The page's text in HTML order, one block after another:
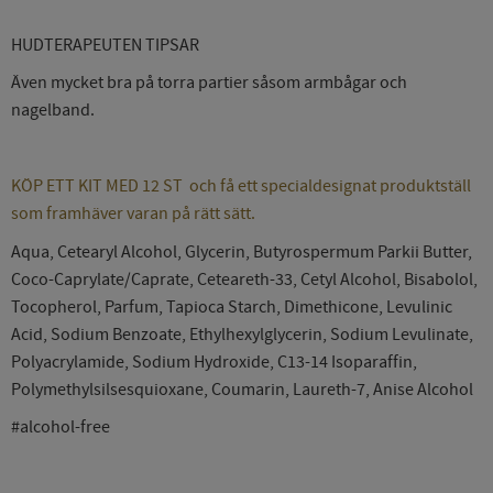
HUDTERAPEUTEN TIPSAR
Även mycket bra på torra partier såsom armbågar och
nagelband.
KÖP ETT KIT MED 12 ST och få ett specialdesignat produktställ
som framhäver varan på rätt sätt.
Aqua, Cetearyl Alcohol, Glycerin, Butyrospermum Parkii Butter,
Coco-Caprylate/Caprate, Ceteareth-33, Cetyl Alcohol, Bisabolol,
Tocopherol, Parfum, Tapioca Starch, Dimethicone, Levulinic
Acid, Sodium Benzoate, Ethylhexylglycerin, Sodium Levulinate,
Polyacrylamide, Sodium Hydroxide, C13-14 Isoparaffin,
Polymethylsilsesquioxane, Coumarin, Laureth-7, Anise Alcohol
#alcohol-free